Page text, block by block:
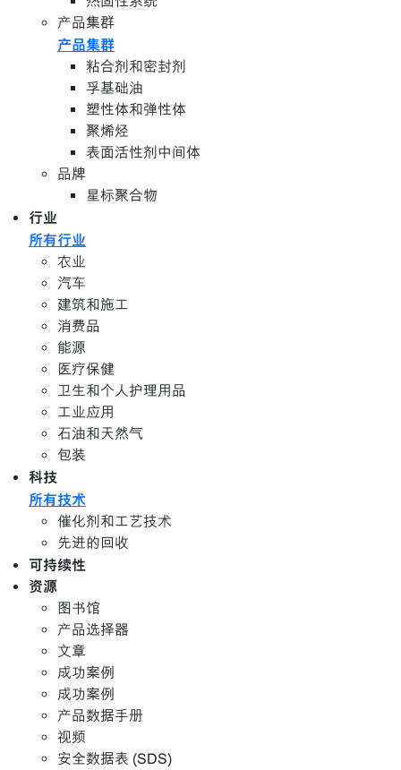
产品集群
产品集群
粘合剂和密封剂
孚基础油
塑性体和弹性体
聚烯烃
表面活性剂中间体
品牌
星标聚合物
行业
所有行业
农业
汽车
建筑和施工
消费品
能源
医疗保健
卫生和个人护理用品
工业应用
石油和天然气
包装
科技
所有技术
催化剂和工艺技术
先进的回收
可持续性
资源
图书馆
产品选择器
文章
成功案例
成功案例
产品数据手册
视频
安全数据表 (SDS)